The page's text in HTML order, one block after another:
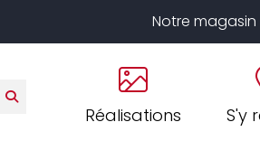
Notre magasin
Réalisations S'y